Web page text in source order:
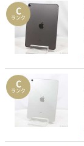
C
ランク
C
ランク